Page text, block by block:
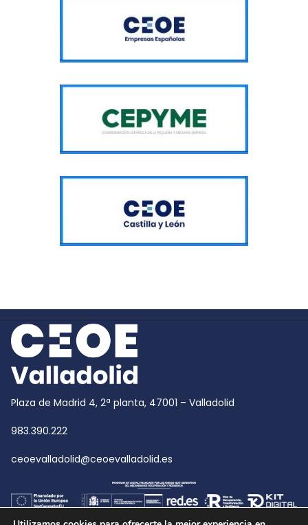
Plaza de Madrid 4, 2ª planta, 47001 – Valladolid
983.390.222
ceoevalladolid@ceoevalladolid.es